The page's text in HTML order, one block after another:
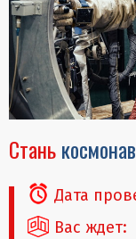
Стань
Дата
Вас ждет: